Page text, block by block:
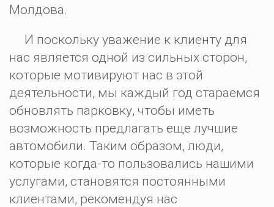
Молдова.
И поскольку уважение к клиенту для
нас является одной из сильных сторон,
которые мотивируют нас в этой
деятельности, мы каждый год стараемся
обновлять парковку, чтобы иметь
возможность предлагать еще лучшие
автомобили. Таким образом, люди,
которые когда-то пользовались нашими
услугами, становятся постоянными
клиентами, рекомендуя нас